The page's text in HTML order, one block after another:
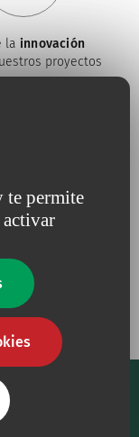
te permite
activar
la innovación
proyectos
ambiente